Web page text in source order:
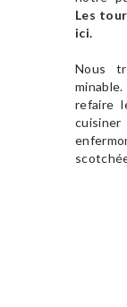
Les
ici.
Nous
refaire
cuisiner